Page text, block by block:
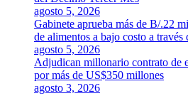
agosto 5, 2026
Gabinete aprueba más de B/.22
de alimentos a bajo costo a
agosto 5, 2026
Adjudican millonario contrato de
por más de US$350 millones
agosto 3, 2026